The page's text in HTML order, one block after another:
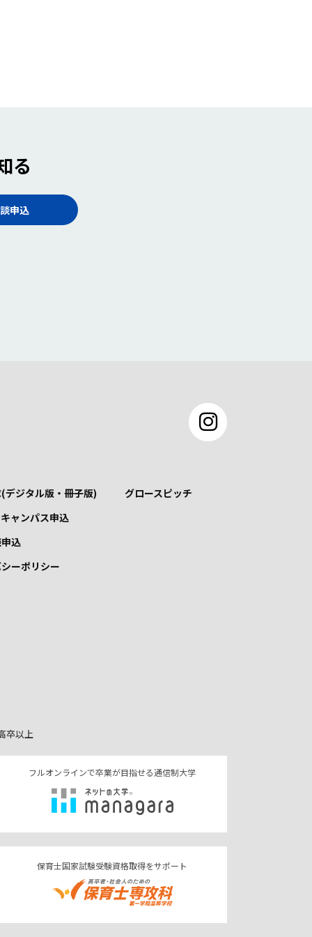
る
申込
デジタル版・冊子版)
ャンパス申込
込
ーポリシー
グロースピッチ
卒以上
フルオンラインで卒業が目指せる通信制大学
保育士国家試験受験資格取得をサポート